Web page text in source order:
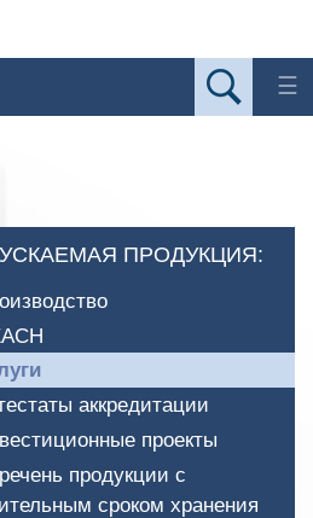
☰
ПРОДУКЦИЯ:
аккредитации
проекты
продукции с
сроком хранения